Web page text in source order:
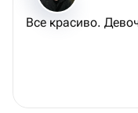
Все красиво.